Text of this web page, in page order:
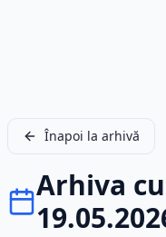
Înapoi la arhivă
Arhiva